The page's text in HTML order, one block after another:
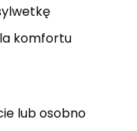
komfortu
lub osobno